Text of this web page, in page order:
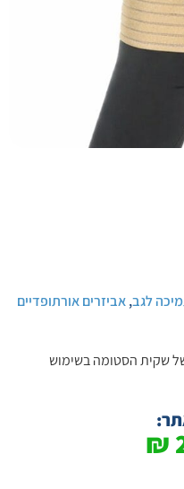
לגב,אביזרים אורתופדיים
שקית הסטומה בשימוש
₪